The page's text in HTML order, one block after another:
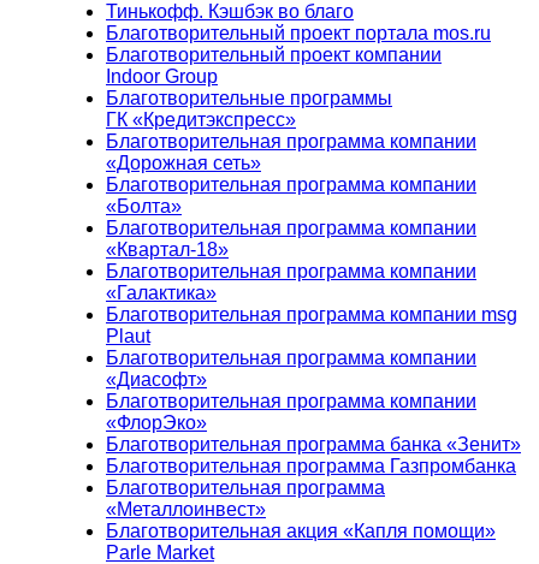
Тинькофф. Кэшбэк во благо
Благотворительный проект портала mos.ru
Благотворительный проект компании
Indoor Group
Благотворительные программы
ГК «Кредитэкспресс»
Благотворительная программа компании
«Дорожная сеть»
Благотворительная программа компании
«Болта»
Благотворительная программа компании
«Квартал-18»
Благотворительная программа компании
«Галактика»
Благотворительная программа компании msg
Plaut
Благотворительная программа компании
«Диасофт»
Благотворительная программа компании
«ФлорЭко»
Благотворительная программа банка «Зенит»
Благотворительная программа Газпромбанка
Благотворительная программа
«Металлоинвест»
Благотворительная акция «Капля помощи»
Parle Market